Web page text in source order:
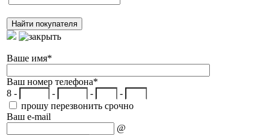
Ваше имя*
Ваш номер телефона*
8 -
- -
-
прошу перезвонить срочно
Ваш e-mail
@